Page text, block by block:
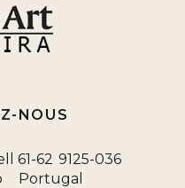
NOUS
61-62 9125-036
Portugal